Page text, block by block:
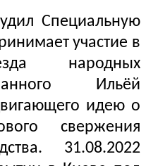
Специальную
участие в
народных
Ильёй
идею о
свержения
31.08.2022